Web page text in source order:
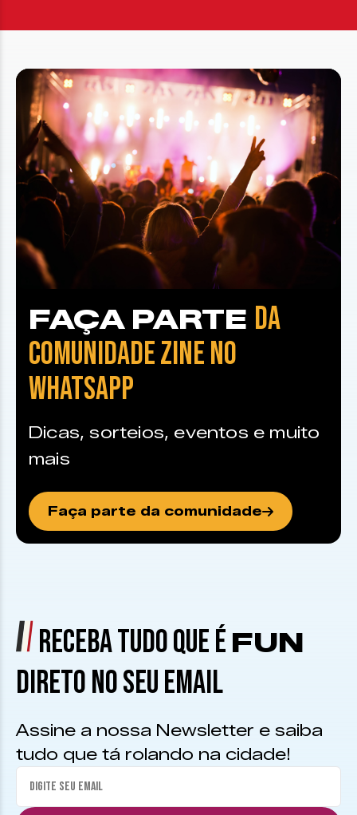
FAÇA PARTE DA
COMUNIDADE ZINE NO
WHATSAPP
Dicas, sorteios, eventos e muito
mais
Faça parte da comunidade
RECEBA TUDO QUE É FUN
DIRETO NO SEU EMAIL
Assine a nossa Newsletter e saiba
tudo que tá rolando na cidade!